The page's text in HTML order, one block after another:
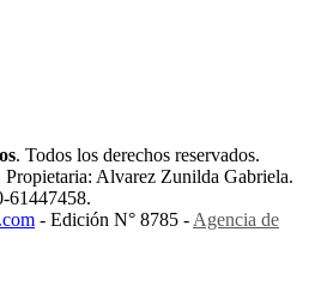
. Todos los derechos reservados.
Alvarez Zunilda Gabriela.
61447458.
- Edición N° 8785 -Agencia de